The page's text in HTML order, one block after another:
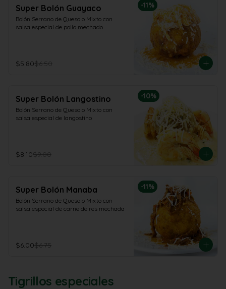
-11%
Super Bolón Guayaco
Bolón Serrano de Queso o Mixto con
salsa especial de pollo mechado
$5.80$6.50
-10%
Super Bolón Langostino
Bolón Serrano de Queso o Mixto con
salsa especial de langostino
$8.10$9.00
-11%
Super Bolón Manaba
Bolón Serrano de Queso o Mixto con
salsa especial de carne de res mechada
$6.00$6.75
Tigrillos especiales